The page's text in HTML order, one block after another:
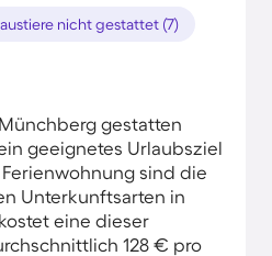
nicht gestattet (7)
gestatten
geeignetes Urlaubsziel
sind die
Unterkunftsarten in
eine dieser
128 € pro